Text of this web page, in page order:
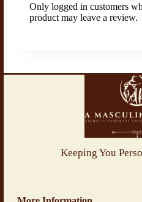
Only logged in customers
product may leave a review.
Keeping You